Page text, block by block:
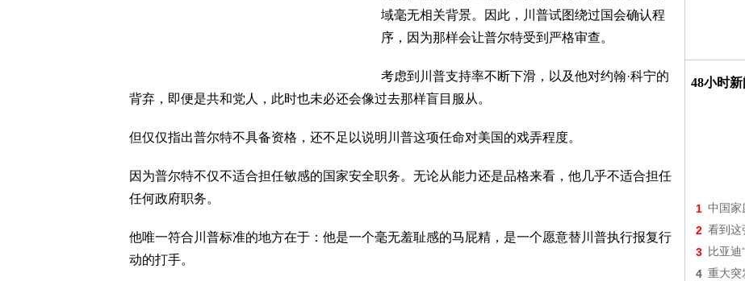
域毫无相关背景。因此，川普试图绕过国会确认程
序，因为那样会让普尔特受到严格审查。
考虑到川普支持率不断下滑，以及他对约翰·科宁的
背弃，即便是共和党人，此时也未必还会像过去那样盲目服从。
但仅仅指出普尔特不具备资格，还不足以说明川普这项任命对美国的戏弄程度。
因为普尔特不仅不适合担任敏感的国家安全职务。无论从能力还是品格来看，他几乎不适合担任
任何政府职务。
他唯一符合川普标准的地方在于：他是一个毫无羞耻感的马屁精，是一个愿意替川普执行报复行
动的打手。
48小时
1 中国家
2 看到这
3 比亚迪
4 重大突